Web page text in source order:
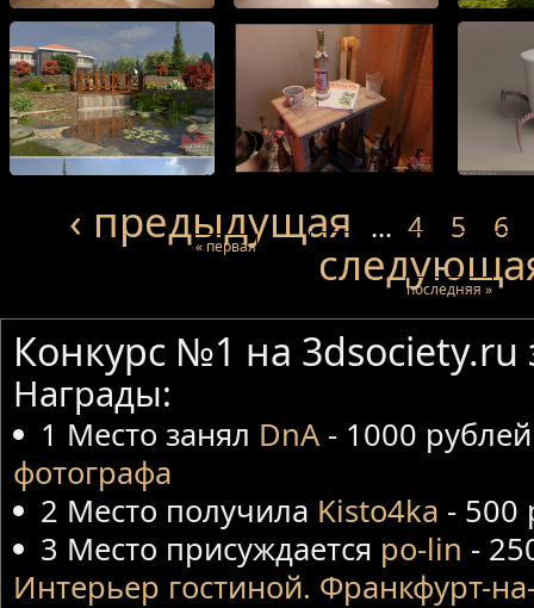
« первая
‹ предыдущая … 4 5 6
последняя »
Конкурс №1 на 3dsociety.ru
Награды:
1 Место занял DnA - 1000
фотографа
2 Место получила Kisto4ka - 500
3 Место присуждается po-lin -
Интерьер гостиной. Франкфурт-